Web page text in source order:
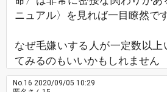
ニュアル〉を見れば一目瞭然で
なぜ毛嫌いする人が一定数以
てみるのもいいかもしれません
No.16 2020/09/05 10:29